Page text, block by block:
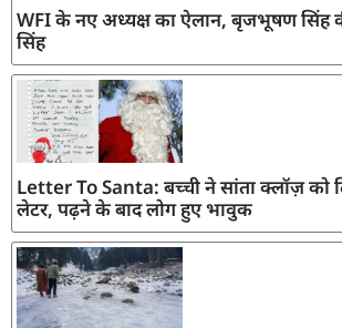
WFI के नए अध्यक्ष का ऐलान, बृजभूषण
सिंह
Letter To Santa: बच्ची ने सांता क्लॉज़
लेटर, पढ़ने के बाद लोग हुए भावुक